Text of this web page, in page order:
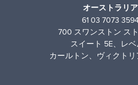
オーストラリア
61 03 7073
700 スワンストン ス
スイート 5E、レ
カールトン、ヴィクト